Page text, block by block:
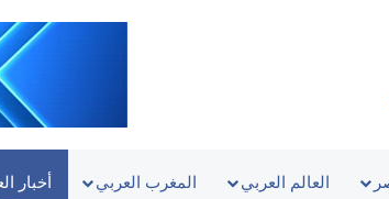
العالم العربي المغرب العربي أخبار